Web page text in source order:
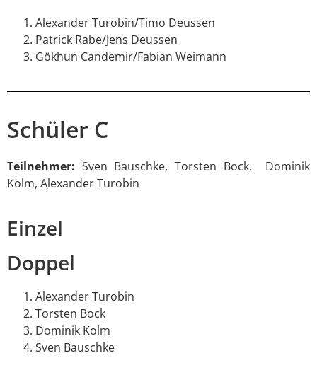
Alexander Turobin/Timo Deussen
Patrick Rabe/Jens Deussen
Gökhun Candemir/Fabian Weimann
Schüler C
Teilnehmer: Sven Bauschke, Torsten Bock, Dominik
Kolm, Alexander Turobin
Einzel
Doppel
Alexander Turobin
Torsten Bock
Dominik Kolm
Sven Bauschke